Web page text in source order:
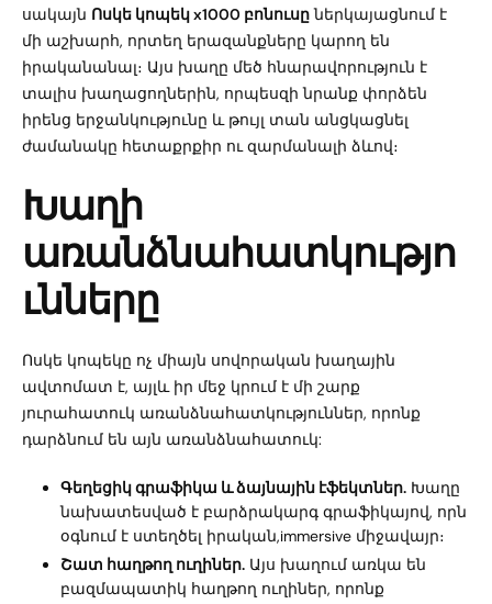
սակայն Ոսկե կոպեկ x1000 բոնուսըներկայացնում է
մի աշխարհ, որտեղ երազանքները կարող են
իրականանալ։ Այս խաղը մեծ հնարավորություն է
տալիս խաղացողներին, որպեսզի նրանք փորձեն
իրենց երջանկությունը և թույլ տան անցկացնել
ժամանակը հետաքրքիր ու զարմանալի ձևով։
Խաղի
առանձնահատկությո
ւնները
Ոսկե կոպեկը ոչ միայն սովորական խաղային
ավտոմատ է, այլև իր մեջ կրում է մի շարք
յուրահատուկ առանձնահատկություններ, որոնք
դարձնում են այն առանձնահատուկ:
Գեղեցիկ գրաֆիկա և ձայնային էֆեկտներ. Խաղը
նախատեսված է բարձրակարգ գրաֆիկայով, որն
օգնում է ստեղծել իրական,immersive միջավայր։
Շատ հաղթող ուղիներ. Այս խաղում առկա են
բազմապատիկ հաղթող ուղիներ, որոնք